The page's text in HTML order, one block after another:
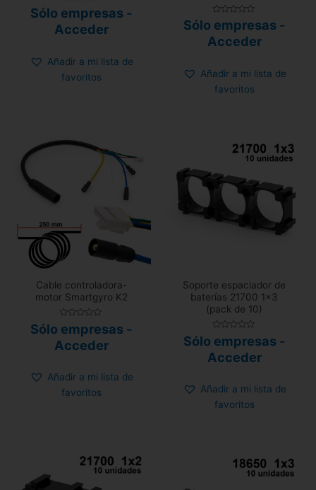
con
0
de
Sólo empresas -
Acceder
Añadir a mi lista de
favoritos
con
0
de
Sólo empresas -
Acceder
Añadir a mi lista de
favoritos
Cable controladora-
motor Smartgyro K2
con
0
de
Sólo empresas -
Acceder
Añadir a mi lista de
favoritos
Soporte espaciador de
baterías 21700 1×3
(pack de 10)
con
0
de
Sólo empresas -
Acceder
Añadir a mi lista de
favoritos